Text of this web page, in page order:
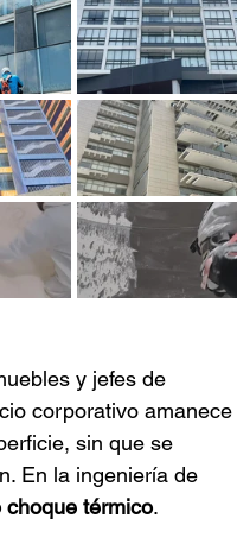
y jefes de
corporativo amanece
sin que se
En la ingeniería de
choque térmico.